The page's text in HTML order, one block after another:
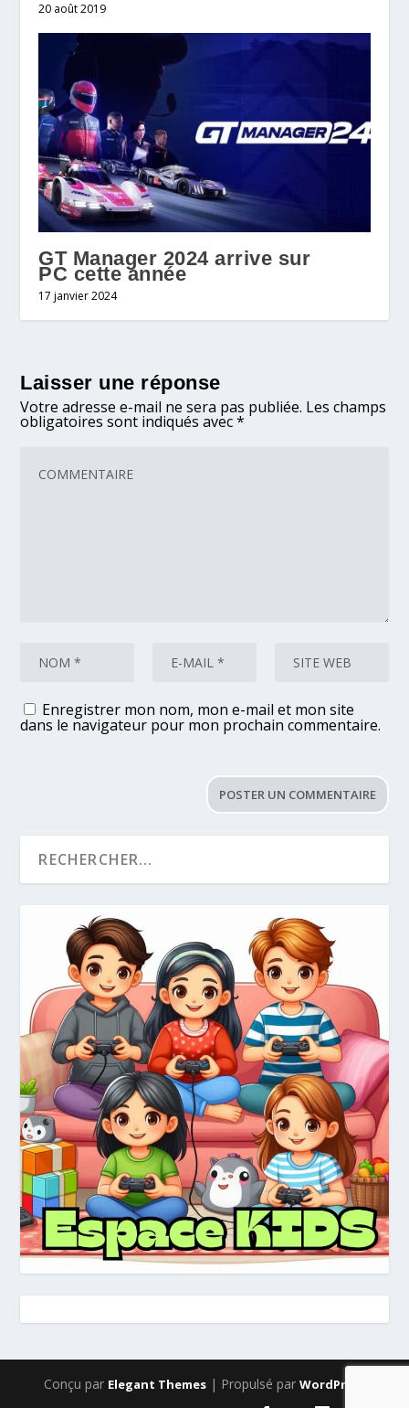
20 août 2019
GT Manager 2024 arrive sur
PC cette année
17 janvier 2024
Laisser une réponse
Votre adresse e-mail ne sera pas publiée. Les champs
obligatoires sont indiqués avec*
Enregistrer mon nom, mon e-mail et mon site
dans le navigateur pour mon prochain commentaire.
Conçu par Elegant Themes| Propulsé par WordPress